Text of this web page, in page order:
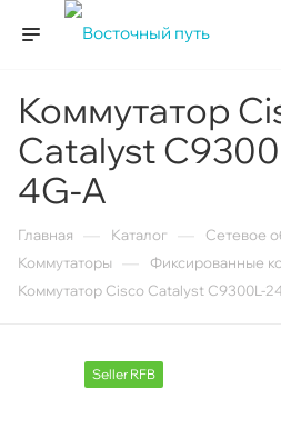
Коммутатор
Catalyst
4G-A
Главная Каталог Сетевое
Коммутаторы Фиксированные
Коммутатор Cisco Catalyst C9300L-
Seller RFB